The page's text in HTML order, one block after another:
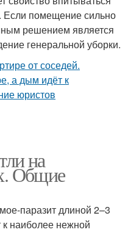
помещение сильно
решением является
генеральной уборки.
на
Общие
паразит длиной 2–3
наиболее нежной